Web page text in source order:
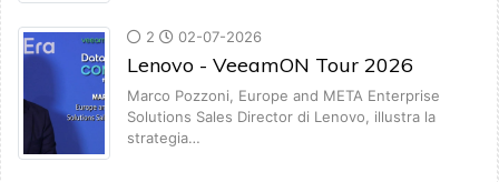
2 02-07-2026
Lenovo - VeeamON Tour 2026
Marco Pozzoni, Europe and META Enterprise
Solutions Sales Director di Lenovo, illustra la
strategia…